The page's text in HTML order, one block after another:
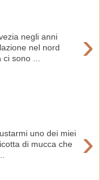
›
negli anni
nel nord
sono ...
›
uno dei miei
di mucca che